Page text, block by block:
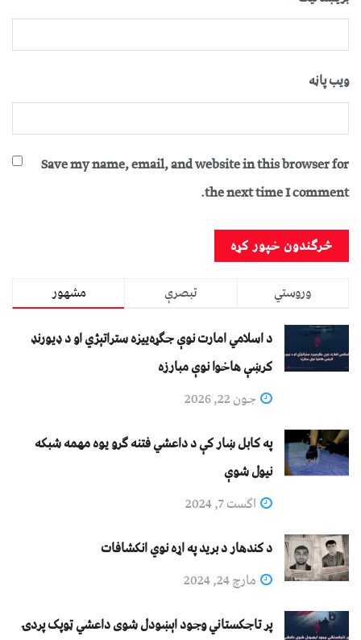
ویب پاڼه
Save my name, email, and website in this browser for
the next time I comment.
مشهور تبصرې
وروستي
د اسلامي امارت نوې جګړه‌ییزه ستراتېژي او د ډیورنډ
کرښې هاخوا نوې مبارزه
جون 22, 2026
په کابل ښار کې د داعشي فتنه ګرو يوه مهمه شبکه
نيول شوې
اگست 7, 2024
د کندهار د برید په اړه نوي انکشافات
مارچ 24, 2024
پر تاجکستاني وجود اېښودل شوی داعشي ټوپک پردۍ